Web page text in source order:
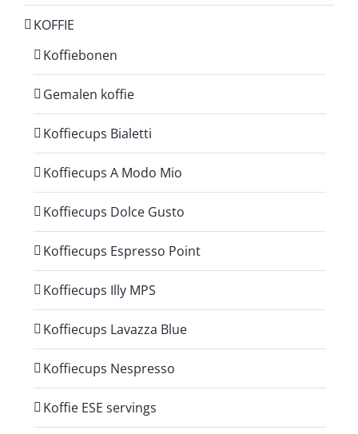
KOFFIE
Koffiebonen
Gemalen koffie
Koffiecups Bialetti
Koffiecups A Modo Mio
Koffiecups Dolce Gusto
Koffiecups Espresso Point
Koffiecups Illy MPS
Koffiecups Lavazza Blue
Koffiecups Nespresso
Koffie ESE servings